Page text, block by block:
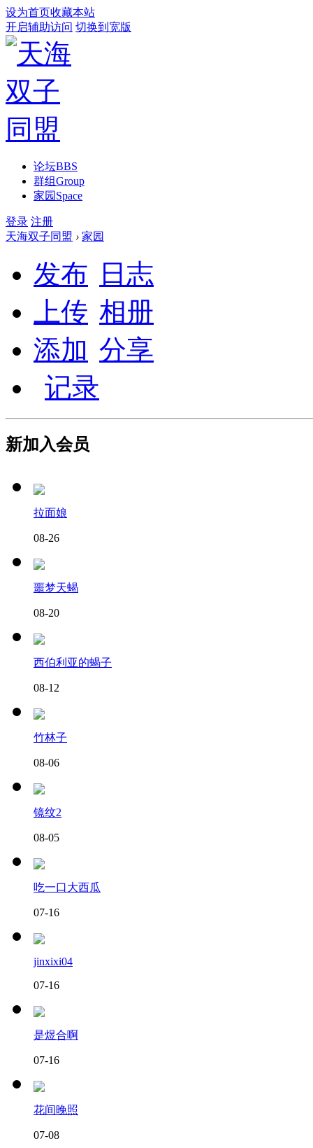
设为首页收藏本站
开启辅助访问 切换到宽版
论坛BBS
群组Group
家园 Space
登录 注册
天海双子同盟 › 家园
发布
日志
上传 相册
添加 分享
记录
新加入会员
拉面娘
08-26
噩梦天蝎
08-20
西伯利亚的蝎子
08-12
竹林子
08-06
镜纹2
08-05
吃一口大西瓜
07-16
jinxixi04
07-16
是煜合啊
07-16
花间晚照
07-08